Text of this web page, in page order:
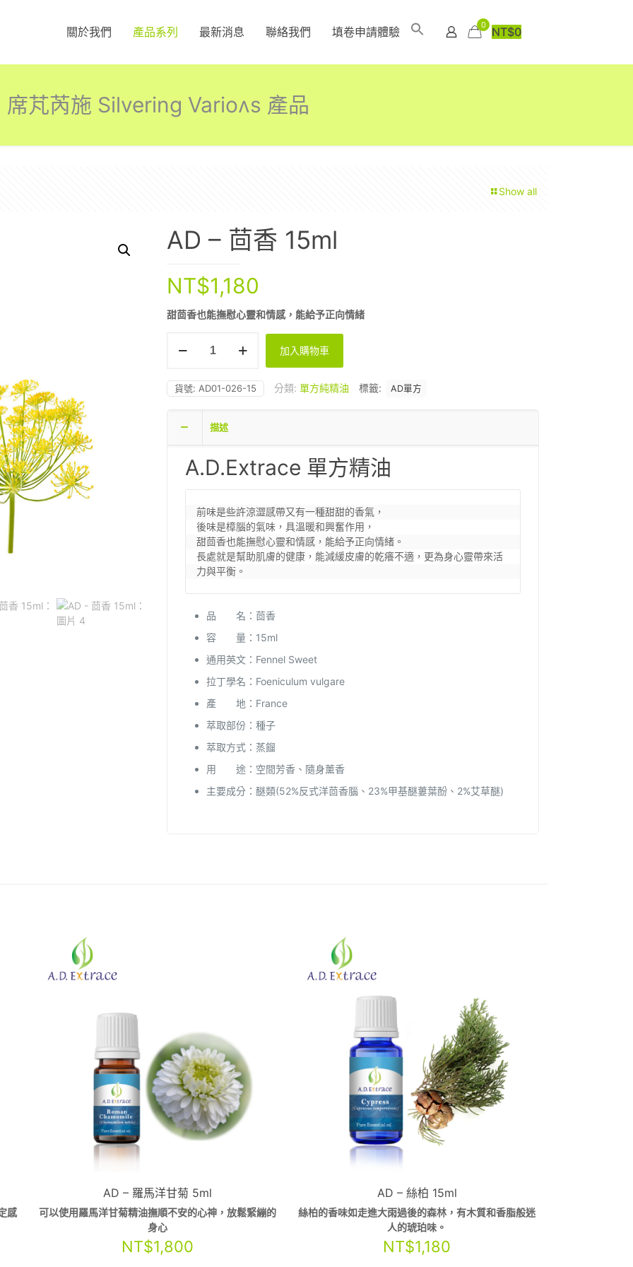
關於我們 產品系列 最新消息 聯絡我們 填卷申請體驗 0 NT$0
席芃芮施 Silvering Varioʌs 產品
Show all
AD – 茴香 15ml
NT$1,180
甜茴香也能撫慰心靈和情感，能給予正向情緒
香
15ml
加入購物車
貨號: AD01-026-15 分類: 單方純精油 標籤: AD單方
描述
A.D.Extrace 單方精油
前味是些許涼澀感帶又有一種甜甜的香氣，
後味是樟腦的氣味，具溫暖和興奮作用，
甜茴香也能撫慰心靈和情感，能給予正向情緒。
長處就是幫助肌膚的健康，能減緩皮膚的乾癢不適，更為身心靈帶來活
力與平衡。
品 名：茴香
容 量：15ml
通用英文：Fennel Sweet
拉丁學名：Foeniculum vulgare
產 地：France
萃取部份：種子
萃取方式：蒸餾
用 途：空間芳香、隨身薰香
主要成分：醚類(52%反式洋茴香腦、23%甲基醚蔞葉酚、2%艾草醚)
感
AD – 羅馬洋甘菊 5ml
可以使用羅馬洋甘菊精油撫順不安的心神，放鬆緊繃的
身心
NT$1,800
AD – 絲柏 15ml
絲柏的香味如走進大雨過後的森林，有木質和香脂般迷
人的琥珀味。
NT$1,180